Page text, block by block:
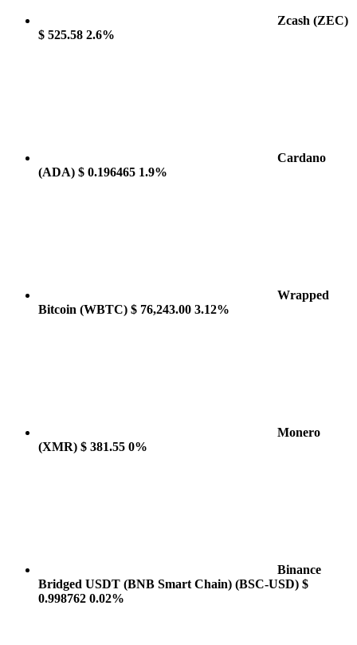
Zcash (ZEC)
$ 525.58 2.6%
Cardano
(ADA) $ 0.196465 1.9%
Wrapped
Bitcoin (WBTC) $ 76,243.00 3.12%
Monero
(XMR) $ 381.55 0%
Binance
Bridged USDT (BNB Smart Chain) (BSC-USD) $
0.998762 0.02%